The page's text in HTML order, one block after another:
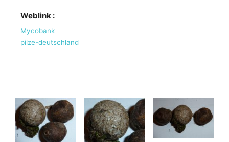
Weblink :
Mycobank
pilze-deutschland